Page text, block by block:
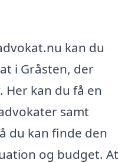
kan du
i Gråsten, der
Her kan du få en
samt
du kan finde den
og budget. At